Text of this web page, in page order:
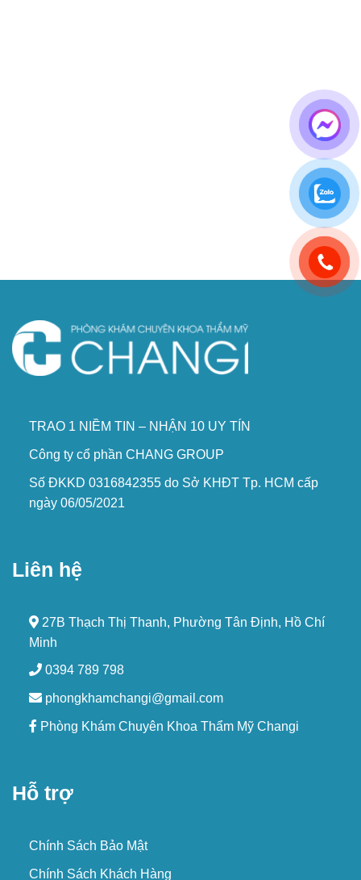
TRAO 1 NIỀM TIN – NHẬN 10 UY TÍN
Công ty cổ phần CHANG GROUP
Số ĐKKD 0316842355 do Sở KHĐT Tp. HCM cấp
ngày 06/05/2021
Liên hệ
27B Thạch Thị Thanh, Phường Tân Định, Hồ Chí
Minh
0394 789 798
phongkhamchangi@gmail.com
Phòng Khám Chuyên Khoa Thẩm Mỹ Changi
Hỗ trợ
Chính Sách Bảo Mật
Chính Sách Khách Hàng